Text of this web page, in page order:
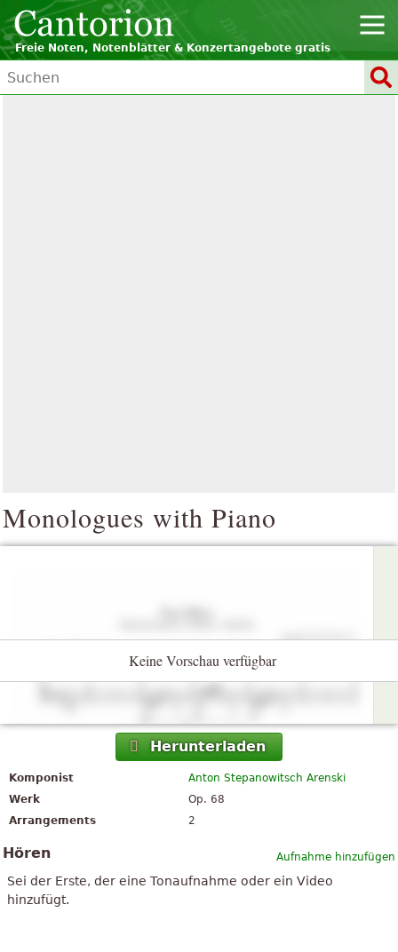
Freie Noten, Notenblätter & Konzertangebote gratis
Monologues with Piano
Keine Vorschau verfügbar
Herunterladen
Komponist
Anton Stepanowitsch Arenski
Werk
Op. 68
Arrangements
2
Aufnahme hinzufügen
Hören
Sei der Erste, der eine Tonaufnahme oder ein Video
hinzufügt.